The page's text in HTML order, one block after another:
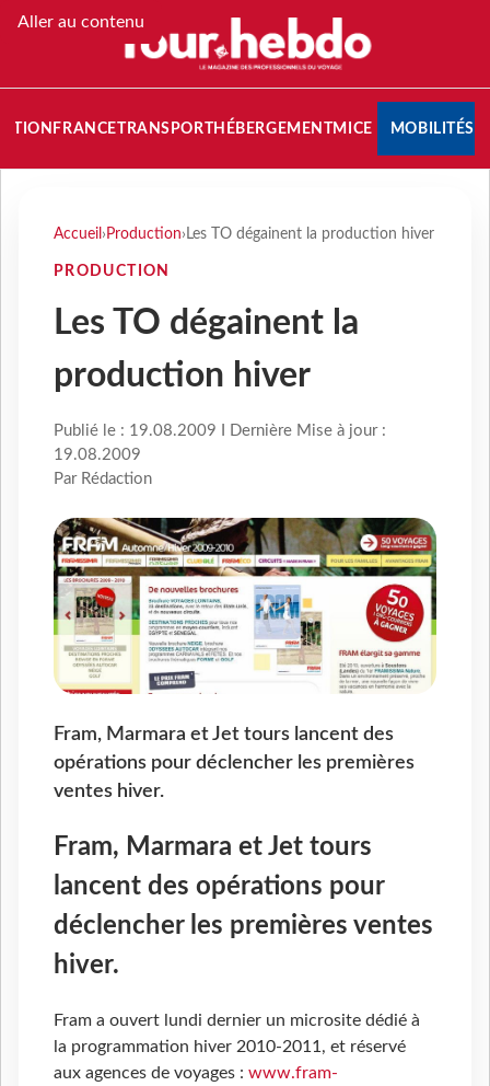
Aller au contenu
FRANCETRANSPORT HÉBERGEMENTMICE MOBILITÉS
Accueil › Production› Les TO dégainent la production hiver
PRODUCTION
Les TO dégainent la
production hiver
Publié le : 19.08.2009 I Dernière Mise à jour :
19.08.2009
Par Rédaction
Fram, Marmara et Jet tours lancent des
opérations pour déclencher les premières
ventes hiver.
Fram, Marmara et Jet tours
lancent des opérations pour
déclencher les premières ventes
hiver.
Fram a ouvert lundi dernier un microsite dédié à
la programmation hiver 2010-2011, et réservé
aux agences de voyages : www.fram-